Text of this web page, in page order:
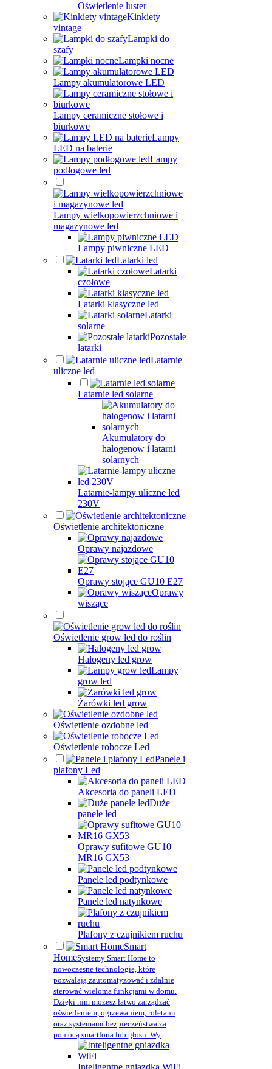
Oświetlenie luster
Kinkiety
vintage
Lampki do
szafy
Lampki nocne
Lampy akumulatorowe LED
Lampy ceramiczne stołowe i
biurkowe
Lampy
LED na baterie
Lampy
podłogowe led
Lampy wielkopowierzchniowe i
magazynowe led
Lampy piwniczne LED
Latarki led
Latarki
czołowe
Latarki klasyczne led
Latarki
solarne
Pozostałe
latarki
Latarnie
uliczne led
Latarnie led solarne
Akumulatory do
halogenow i latarni
solarnych
Latarnie-lampy uliczne led
230V
Oświetlenie architektoniczne
Oprawy najazdowe
Oprawy stojące GU10 E27
Oprawy
wiszące
Oświetlenie grow led do roślin
Halogeny led grow
Lampy
grow led
Żarówki led grow
Oświetlenie ozdobne led
Oświetlenie robocze Led
Panele i
plafony Led
Akcesoria do paneli LED
Duże
panele led
Oprawy sufitowe GU10
MR16 GX53
Panele led podtynkowe
Panele led natynkowe
Plafony z czujnikiem ruchu
Smart
HomeSystemy Smart Home to
nowoczesne technologie, które
pozwalają zautomatyzować i zdalnie
sterować wieloma funkcjami w domu.
Dzięki nim możesz łatwo zarządzać
oświetleniem, ogrzewaniem, roletami
oraz systemami bezpieczeństwa za
pomocą smartfona lub głosu. Wy
Inteligentne gniazdka WiFi